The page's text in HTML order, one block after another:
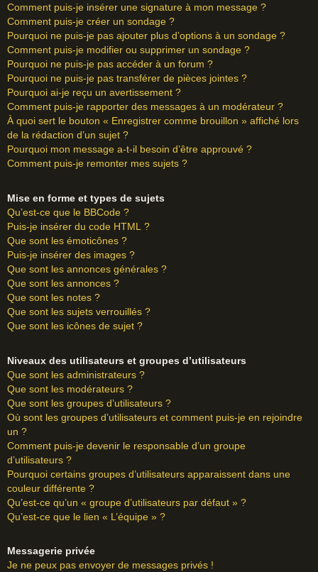
Comment puis-je insérer une signature à mon message ?
Comment puis-je créer un sondage ?
Pourquoi ne puis-je pas ajouter plus d’options à un sondage ?
Comment puis-je modifier ou supprimer un sondage ?
Pourquoi ne puis-je pas accéder à un forum ?
Pourquoi ne puis-je pas transférer de pièces jointes ?
Pourquoi ai-je reçu un avertissement ?
Comment puis-je rapporter des messages à un modérateur ?
À quoi sert le bouton « Enregistrer comme brouillon » affiché lors
de la rédaction d’un sujet ?
Pourquoi mon message a-t-il besoin d’être approuvé ?
Comment puis-je remonter mes sujets ?
Mise en forme et types de sujets
Qu’est-ce que le BBCode ?
Puis-je insérer du code HTML ?
Que sont les émoticônes ?
Puis-je insérer des images ?
Que sont les annonces générales ?
Que sont les annonces ?
Que sont les notes ?
Que sont les sujets verrouillés ?
Que sont les icônes de sujet ?
Niveaux des utilisateurs et groupes d’utilisateurs
Que sont les administrateurs ?
Que sont les modérateurs ?
Que sont les groupes d’utilisateurs ?
Où sont les groupes d’utilisateurs et comment puis-je en rejoindre
un ?
Comment puis-je devenir le responsable d’un groupe
d’utilisateurs ?
Pourquoi certains groupes d’utilisateurs apparaissent dans une
couleur différente ?
Qu’est-ce qu’un « groupe d’utilisateurs par défaut » ?
Qu’est-ce que le lien « L’équipe » ?
Messagerie privée
Je ne peux pas envoyer de messages privés !